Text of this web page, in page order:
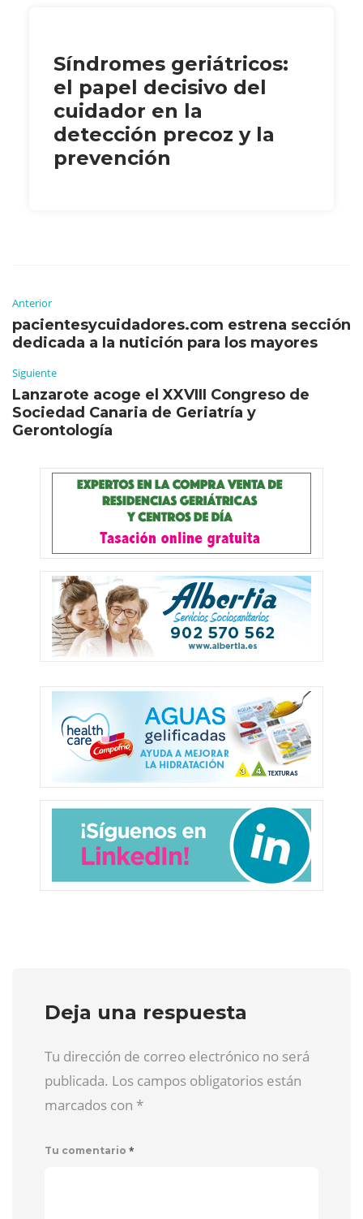
Síndromes geriátricos:
el papel decisivo del
cuidador en la
detección precoz y la
prevención
Anterior
pacientesycuidadores.com estrena sección
dedicada a la nutición para los mayores
Siguiente
Lanzarote acoge el XXVIII Congreso de
Sociedad Canaria de Geriatría y
Gerontología
Deja una respuesta
Tu dirección de correo electrónico no será
publicada. Los campos obligatorios están
marcados con *
Tu comentario *